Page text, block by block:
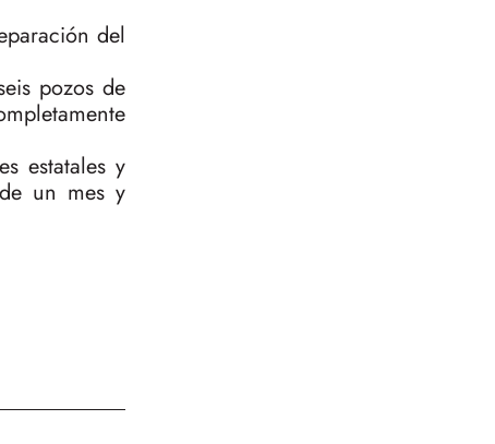
del
pozos de
estatales y
un mes y